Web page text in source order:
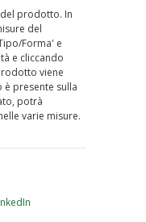
prodotto. In
del
Forma' e
e cliccando
viene
presente sulla
potrà
varie misure.